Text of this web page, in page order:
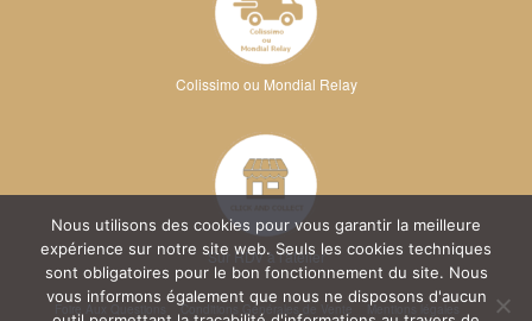
Colissimo ou Mondial Relay
Sur RDV à l'atelier
Conditions Générales de Vente Mentions légales
Nous utilisons des cookies pour vous garantir la meilleure
expérience sur notre site web. Seuls les cookies techniques
sont obligatoires pour le bon fonctionnement du site. Nous
vous informons également que nous ne disposons d'aucun